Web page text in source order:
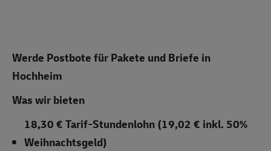
Werde Postbote für Pakete und Briefe in
Hochheim
Was wir bieten
18,30 € Tarif-Stundenlohn (19,02 € inkl. 50%
Weihnachtsgeld)